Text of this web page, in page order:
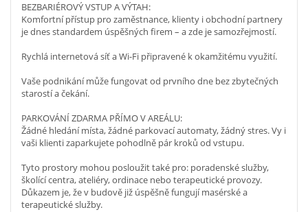
BEZBARIÉROVÝ VSTUP A VÝTAH:
Komfortní přístup pro zaměstnance, klienty i obchodní partnery
je dnes standardem úspěšných firem – a zde je samozřejmostí.
Rychlá internetová síť a Wi-Fi připravené k okamžitému využití.
Vaše podnikání může fungovat od prvního dne bez zbytečných
starostí a čekání.
PARKOVÁNÍ ZDARMA PŘÍMO V AREÁLU:
Žádné hledání místa, žádné parkovací automaty, žádný stres. Vy i
vaši klienti zaparkujete pohodlně pár kroků od vstupu.
Tyto prostory mohou posloužit také pro: poradenské služby,
školící centra, ateliéry, ordinace nebo terapeutické provozy.
Důkazem je, že v budově již úspěšně fungují masérské a
terapeutické služby.